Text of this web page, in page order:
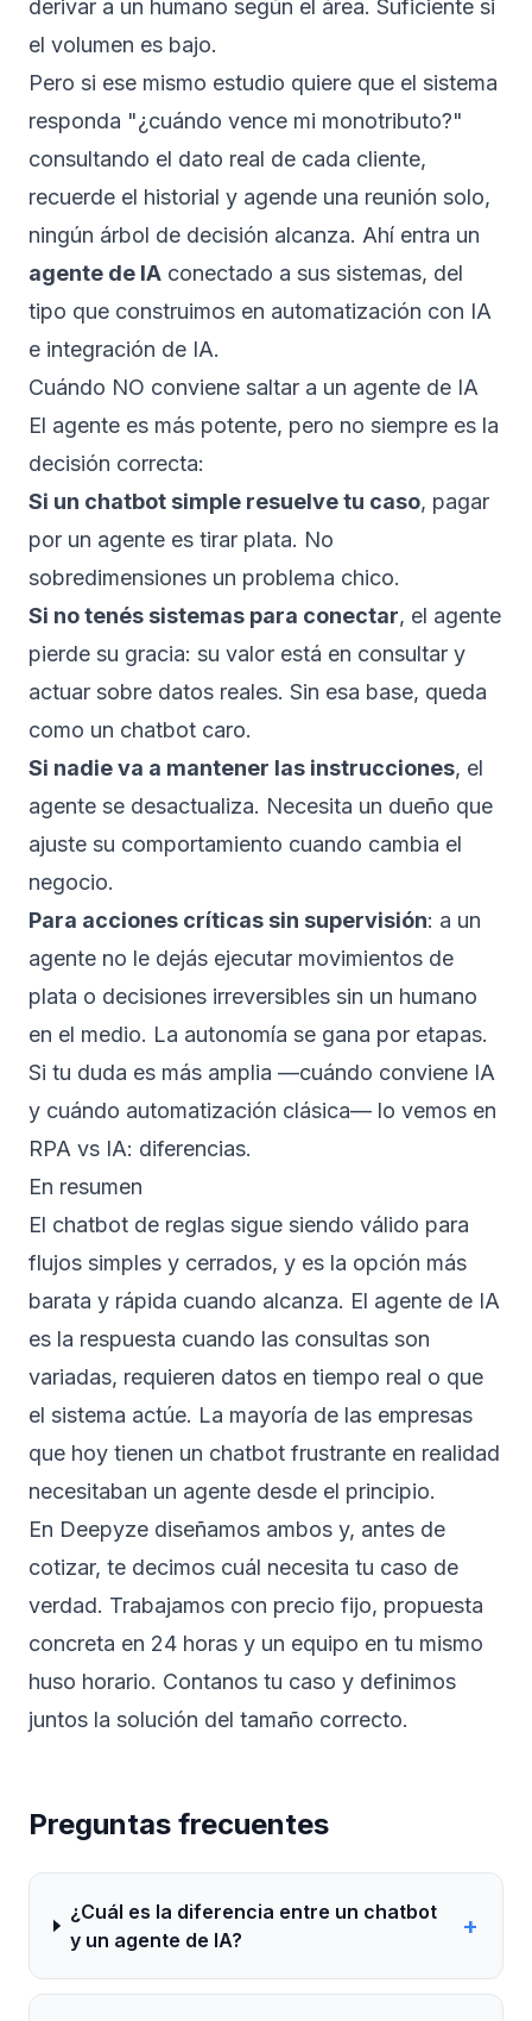
derivar a un humano según el área. Suficiente si
el volumen es bajo.
Pero si ese mismo estudio quiere que el sistema
responda "¿cuándo vence mi monotributo?"
consultando el dato real de cada cliente,
recuerde el historial y agende una reunión solo,
ningún árbol de decisión alcanza. Ahí entra un
agente de IA conectado a sus sistemas, del
tipo que construimos en automatización con IA
e integración de IA.
Cuándo NO conviene saltar a un agente de IA
El agente es más potente, pero no siempre es la
decisión correcta:
Si un chatbot simple resuelve tu caso, pagar
por un agente es tirar plata. No
sobredimensiones un problema chico.
Si no tenés sistemas para conectar, el agente
pierde su gracia: su valor está en consultar y
actuar sobre datos reales. Sin esa base, queda
como un chatbot caro.
Si nadie va a mantener las instrucciones, el
agente se desactualiza. Necesita un dueño que
ajuste su comportamiento cuando cambia el
negocio.
Para acciones críticas sin supervisión: a un
agente no le dejás ejecutar movimientos de
plata o decisiones irreversibles sin un humano
en el medio. La autonomía se gana por etapas.
Si tu duda es más amplia —cuándo conviene IA
y cuándo automatización clásica— lo vemos en
RPA vs IA: diferencias.
En resumen
El chatbot de reglas sigue siendo válido para
flujos simples y cerrados, y es la opción más
barata y rápida cuando alcanza. El agente de IA
es la respuesta cuando las consultas son
variadas, requieren datos en tiempo real o que
el sistema actúe. La mayoría de las empresas
que hoy tienen un chatbot frustrante en realidad
necesitaban un agente desde el principio.
En Deepyze diseñamos ambos y, antes de
cotizar, te decimos cuál necesita tu caso de
verdad. Trabajamos con precio fijo, propuesta
concreta en 24 horas y un equipo en tu mismo
huso horario. Contanos tu caso y definimos
juntos la solución del tamaño correcto.
Preguntas frecuentes
¿Cuál es la diferencia entre un chatbot
y un agente de IA?
+